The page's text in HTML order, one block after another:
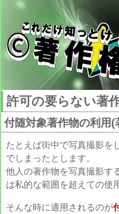
許可の要らない著
付随対象著作物の利用(
たとえば街中で写真撮影を
でしまったとします。
他人の著作物を写真撮影す
は私的な範囲を超えての使
そんな時に適用されるのが